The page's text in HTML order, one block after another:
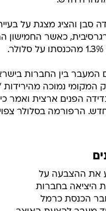
ללקוחות מעבר בין
חברות הסלולר
כפול מספר
אחרות, בראשן
חדש.
סבן והציג מצגת על
המעבר בין החברות
נמוכה מהירידות
הפנים ארצית ואמר